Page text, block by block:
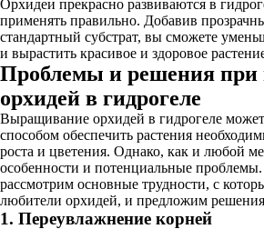
Орхидеи прекрасно развиваются в
применять правильно. Добавив
стандартный субстрат, вы сможете
и вырастить красивое и здоровое
Проблемы и решения
орхидей в гидрогеле
Выращивание орхидей в гидрогеле
способом обеспечить растения
роста и цветения. Однако, как и любой
особенности и потенциальные
рассмотрим основные трудности, с
любители орхидей, и предложим
1. Переувлажнение корней